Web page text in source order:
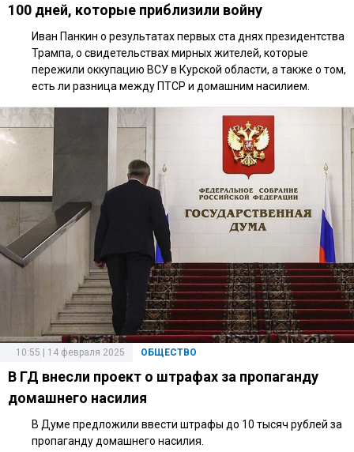
100 дней, которые приблизили войну
Иван Панкин о результатах первых ста днях президентства
Трампа, о свидетельствах мирных жителей, которые
пережили оккупацию ВСУ в Курской области, а также о том,
есть ли разница между ПТСР и домашним насилием.
ОБЩЕСТВО
10:55 | 14 февраля 2025
В ГД внесли проект о штрафах за пропаганду
домашнего насилия
В Думе предложили ввести штрафы до 10 тысяч рублей за
пропаганду домашнего насилия.